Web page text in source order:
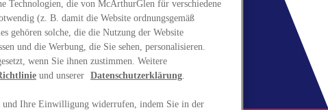
Technologien, die von McArthurGlen für verschiedene
(z. B. damit die Website ordnungsgemäß
gehören solche, die die Nutzung der Website
und die Werbung, die Sie sehen, personalisieren.
wenn Sie ihnen zustimmen. Weitere
und unserer Datenschutzerklärung.
und Ihre Einwilligung widerrufen, indem Sie in der